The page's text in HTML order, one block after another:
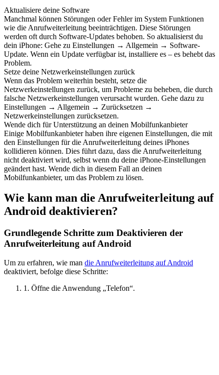
Aktualisiere deine Software
Manchmal können Störungen oder Fehler im System Funktionen
wie die Anrufweiterleitung beeinträchtigen. Diese Störungen
werden oft durch Software-Updates behoben. So aktualisierst du
dein iPhone: Gehe zu Einstellungen → Allgemein → Software-
Update. Wenn ein Update verfügbar ist, installiere es – es behebt das
Problem.
Setze deine Netzwerkeinstellungen zurück
Wenn das Problem weiterhin besteht, setze die
Netzwerkeinstellungen zurück, um Probleme zu beheben, die durch
falsche Netzwerkeinstellungen verursacht wurden. Gehe dazu zu
Einstellungen → Allgemein → Zurücksetzen →
Netzwerkeinstellungen zurücksetzen.
Wende dich für Unterstützung an deinen Mobilfunkanbieter
Einige Mobilfunkanbieter haben ihre eigenen Einstellungen, die mit
den Einstellungen für die Anrufweiterleitung deines iPhones
kollidieren können. Dies führt dazu, dass die Anrufweiterleitung
nicht deaktiviert wird, selbst wenn du deine iPhone-Einstellungen
geändert hast. Wende dich in diesem Fall an deinen
Mobilfunkanbieter, um das Problem zu lösen.
Wie kann man die Anrufweiterleitung auf
Android deaktivieren?
Grundlegende Schritte zum Deaktivieren der
Anrufweiterleitung auf Android
Um zu erfahren, wie man die Anrufweiterleitung auf Android
deaktiviert, befolge diese Schritte:
1. Öffne die Anwendung „Telefon“.